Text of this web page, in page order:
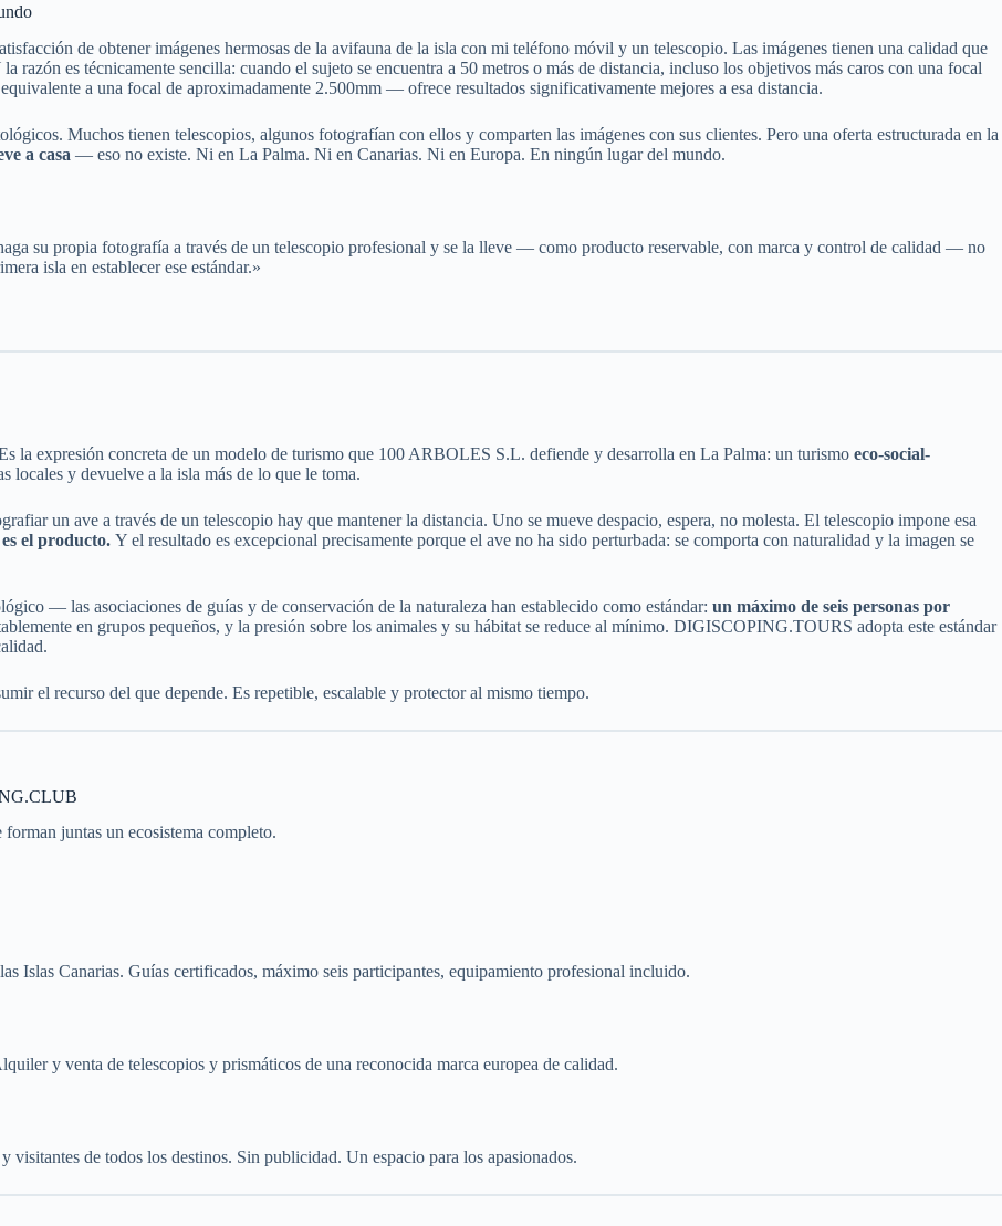
de obtener imágenes hermosas de la avifauna de la isla con mi teléfono móvil y un telescopio. Las imágenes tienen una calidad que
razón es técnicamente sencilla: cuando el sujeto se encuentra a 50 metros o más de distancia, incluso los objetivos más caros con una focal
a una focal de aproximadamente 2.500mm — ofrece resultados significativamente mejores a esa distancia.
Muchos tienen telescopios, algunos fotografían con ellos y comparten las imágenes con sus clientes. Pero una oferta estructurada en la
a casa — eso no existe. Ni en La Palma. Ni en Canarias. Ni en Europa. En ningún lugar del mundo.
su propia fotografía a través de un telescopio profesional y se la lleve — como producto reservable, con marca y control de calidad — no
isla en establecer ese estándar.»
expresión concreta de un modelo de turismo que 100 ARBOLES S.L. defiende y desarrolla en La Palma: un turismo eco-social-
locales y devuelve a la isla más de lo que le toma.
un ave a través de un telescopio hay que mantener la distancia. Uno se mueve despacio, espera, no molesta. El telescopio impone esa
el producto. Y el resultado es excepcional precisamente porque el ave no ha sido perturbada: se comporta con naturalidad y la imagen se
— las asociaciones de guías y de conservación de la naturaleza han establecido como estándar: un máximo de seis personas por
en grupos pequeños, y la presión sobre los animales y su hábitat se reduce al mínimo. DIGISCOPING.TOURS adopta este estándar
el recurso del que depende. Es repetible, escalable y protector al mismo tiempo.
juntas un ecosistema completo.
Islas Canarias. Guías certificados, máximo seis participantes, equipamiento profesional incluido.
y venta de telescopios y prismáticos de una reconocida marca europea de calidad.
de todos los destinos. Sin publicidad. Un espacio para los apasionados.